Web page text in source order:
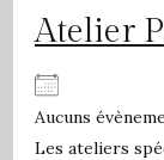
Atelier
Aucuns
Les ateliers